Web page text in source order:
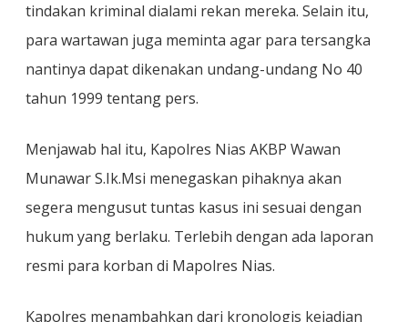
tindakan kriminal dialami rekan mereka. Selain itu,
para wartawan juga meminta agar para tersangka
nantinya dapat dikenakan undang-undang No 40
tahun 1999 tentang pers.
Menjawab hal itu, Kapolres Nias AKBP Wawan
Munawar S.Ik.Msi menegaskan pihaknya akan
segera mengusut tuntas kasus ini sesuai dengan
hukum yang berlaku. Terlebih dengan ada laporan
resmi para korban di Mapolres Nias.
Kapolres menambahkan dari kronologis kejadian